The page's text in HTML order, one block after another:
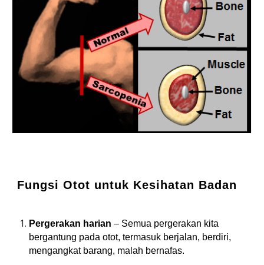
Fungsi Otot untuk Kesihatan Badan
Pergerakan harian – Semua pergerakan kita
bergantung pada otot, termasuk berjalan, berdiri,
mengangkat barang, malah bernafas.